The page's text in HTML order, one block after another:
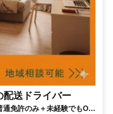
送ドライバー
免許のみ＋未経験でもOK